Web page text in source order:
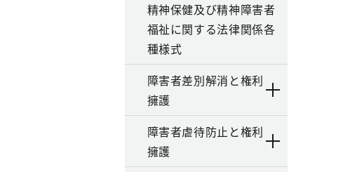
精神保健及び精神障害者
福祉に関する法律関係各
種様式
障害者差別解消と権利
擁護
障害者虐待防止と権利
擁護